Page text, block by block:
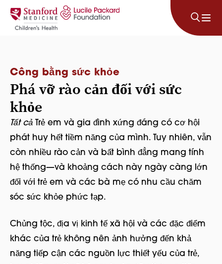
Bỏ qua nội dung
Công bằng sức khỏe
Phá vỡ rào cản đối với sức
khỏe
Tất cả Trẻ em và gia đình xứng đáng có cơ hội
phát huy hết tiềm năng của mình. Tuy nhiên, vẫn
còn nhiều rào cản và bất bình đẳng mang tính
hệ thống—và khoảng cách này ngày càng lớn
đối với trẻ em và các bà mẹ có nhu cầu chăm
sóc sức khỏe phức tạp.
Chủng tộc, địa vị kinh tế xã hội và các đặc điểm
khác của trẻ không nên ảnh hưởng đến khả
năng tiếp cận các nguồn lực thiết yếu của trẻ,